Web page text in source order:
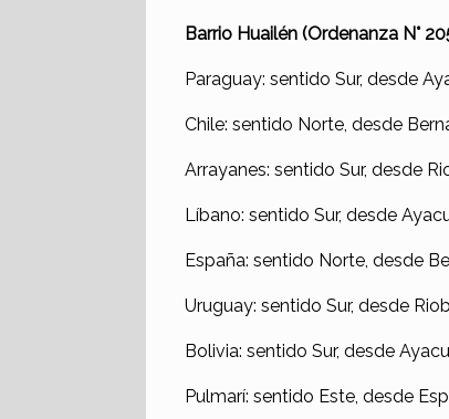
Barrio Huailén (Ordenanza N°
Paraguay: sentido Sur, desde
Chile: sentido Norte, desde
Arrayanes: sentido Sur, desde
Líbano: sentido Sur, desde
España: sentido Norte, desde
Uruguay: sentido Sur, desde
Bolivia: sentido Sur, desde
Pulmarí: sentido Este, desde